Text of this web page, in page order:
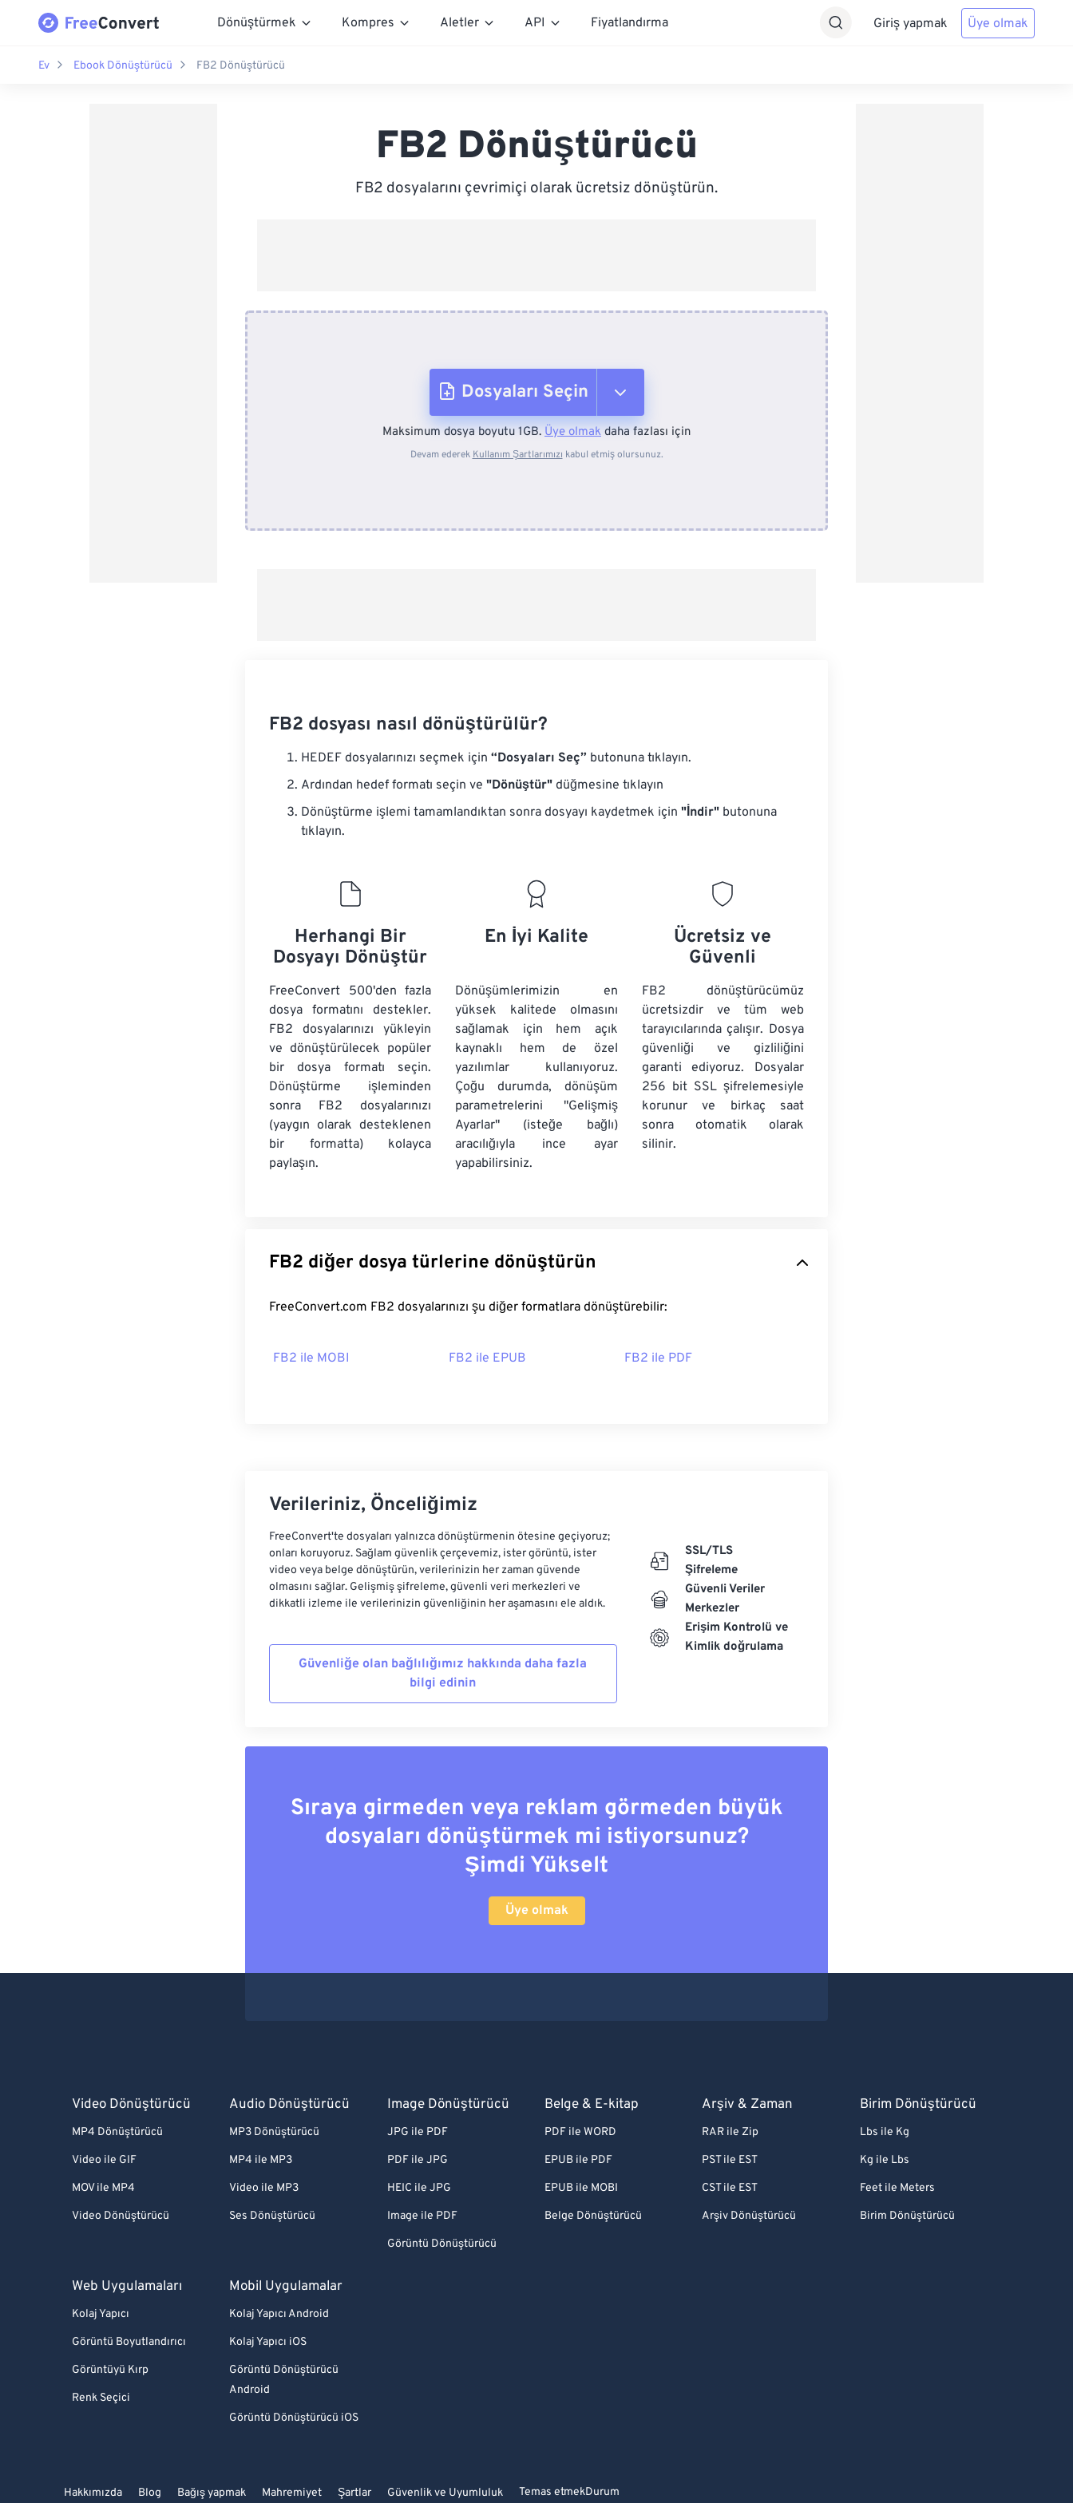
Dönüştürmek Kompres Aletler API Fiyatlandırma Giriş yapmak Üye olmak
Ev Ebook Dönüştürücü FB2 Dönüştürücü
FB2 Dönüştürücü
FB2 dosyalarını çevrimiçi olarak ücretsiz dönüştürün.
Dosyaları Seçin
Cihazdan
Maksimum dosya boyutu 1GB. Üye olmak daha fazlası için
Devam ederek Kullanım Şartlarımızı kabul etmiş olursunuz.
FB2 dosyası nasıl dönüştürülür?
HEDEF dosyalarınızı seçmek için “Dosyaları Seç” butonuna tıklayın.
Ardından hedef formatı seçin ve "Dönüştür" düğmesine tıklayın
Dönüştürme işlemi tamamlandıktan sonra dosyayı kaydetmek için "İndir" butonuna
tıklayın.
Herhangi Bir
Dosyayı Dönüştür
FreeConvert 500'den fazla
dosya formatını destekler.
FB2 dosyalarınızı yükleyin
ve dönüştürülecek popüler
bir dosya formatı seçin.
Dönüştürme işleminden
sonra FB2 dosyalarınızı
(yaygın olarak desteklenen
bir formatta) kolayca
paylaşın.
En İyi Kalite
Dönüşümlerimizin en
yüksek kalitede olmasını
sağlamak için hem açık
kaynaklı hem de özel
yazılımlar kullanıyoruz.
Çoğu durumda, dönüşüm
parametrelerini "Gelişmiş
Ayarlar" (isteğe bağlı)
aracılığıyla ince ayar
yapabilirsiniz.
Ücretsiz ve
Güvenli
FB2 dönüştürücümüz
ücretsizdir ve tüm web
tarayıcılarında çalışır. Dosya
güvenliği ve gizliliğini
garanti ediyoruz. Dosyalar
256 bit SSL şifrelemesiyle
korunur ve birkaç saat
sonra otomatik olarak
silinir.
FB2 diğer dosya türlerine dönüştürün
FreeConvert.com FB2 dosyalarınızı şu diğer formatlara dönüştürebilir:
FB2 ile MOBI FB2 ile EPUB FB2 ile PDF
Verileriniz, Önceliğimiz
FreeConvert'te dosyaları yalnızca dönüştürmenin ötesine geçiyoruz;
onları koruyoruz. Sağlam güvenlik çerçevemiz, ister görüntü, ister
video veya belge dönüştürün, verilerinizin her zaman güvende
olmasını sağlar. Gelişmiş şifreleme, güvenli veri merkezleri ve
dikkatli izleme ile verilerinizin güvenliğinin her aşamasını ele aldık.
Güvenliğe olan bağlılığımız hakkında daha fazla
bilgi edinin
SSL/TLS
Şifreleme
Güvenli Veriler
Merkezler
Erişim Kontrolü ve
Kimlik doğrulama
Sıraya girmeden veya reklam görmeden büyük
dosyaları dönüştürmek mi istiyorsunuz?
Şimdi Yükselt
Üye olmak
Video Dönüştürücü
MP4 Dönüştürücü
Video ile GIF
MOV ile MP4
Video Dönüştürücü
Audio Dönüştürücü
MP3 Dönüştürücü
MP4 ile MP3
Video ile MP3
Ses Dönüştürücü
Image Dönüştürücü
JPG ile PDF
PDF ile JPG
HEIC ile JPG
Image ile PDF
Görüntü Dönüştürücü
Belge & E-kitap
PDF ile WORD
EPUB ile PDF
EPUB ile MOBI
Belge Dönüştürücü
Arşiv & Zaman
RAR ile Zip
PST ile EST
CST ile EST
Arşiv Dönüştürücü
Birim Dönüştürücü
Lbs ile Kg
Kg ile Lbs
Feet ile Meters
Birim Dönüştürücü
Web Uygulamaları
Kolaj Yapıcı
Görüntü Boyutlandırıcı
Görüntüyü Kırp
Renk Seçici
Mobil Uygulamalar
Kolaj Yapıcı Android
Kolaj Yapıcı iOS
Görüntü Dönüştürücü
Android
Görüntü Dönüştürücü iOS
Hakkımızda Blog Bağış yapmak Mahremiyet Şartlar Güvenlik ve Uyumluluk Temas etmekDurum